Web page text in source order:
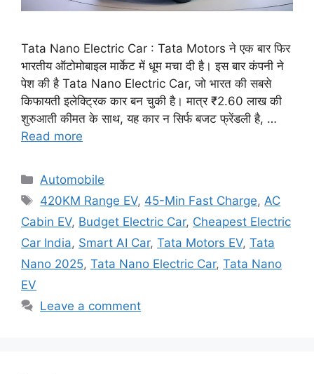
Tata Nano Electric Car : Tata Motors ने एक बार फिर
भारतीय ऑटोमोबाइल मार्केट में धूम मचा दी है। इस बार कंपनी ने
पेश की है Tata Nano Electric Car, जो भारत की सबसे
किफायती इलेक्ट्रिक कार बन चुकी है। मात्र ₹2.60 लाख की
शुरुआती कीमत के साथ, यह कार न सिर्फ बजट फ्रेंडली है, …
Read more
Categories
Automobile
Tags
420KM Range EV, 45-Min Fast Charge, AC
Cabin EV, Budget Electric Car, Cheapest Electric
Car India, Smart AI Car, Tata Motors EV, Tata
Nano 2025, Tata Nano Electric Car, Tata Nano
EV
Leave a comment